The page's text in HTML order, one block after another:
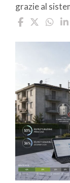
grazie al